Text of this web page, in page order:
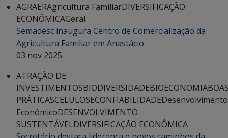
AGRAERAgricultura FamiliarDIVERSIFICAÇÃO
ECONÔMICAGeral
Semadesc inaugura Centro de Comercialização da
Agricultura Familiar em Anastácio
03 nov 2025
ATRAÇÃO DE
INVESTIMENTOSBIODIVERSIDADEBIOECONOMIA
PRÁTICASCELULOSECONFIABILIDADEDesenvolvimento
EconômicoDESENVOLVIMENTO
SUSTENTÁVELDIVERSIFICAÇÃO ECONÔMICA